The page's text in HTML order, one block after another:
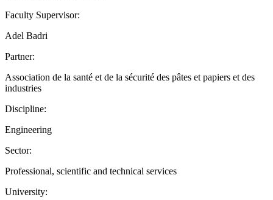
Faculty Supervisor:
Adel Badri
Partner:
Association de la santé et de la sécurité des pâtes et papiers et des
industries
Discipline:
Engineering
Sector:
Professional, scientific and technical services
University: